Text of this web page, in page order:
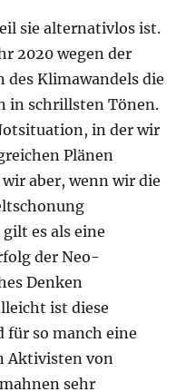
sie alternativlos ist.
2020 wegen der
des Klimawandels die
in schrillsten Tönen.
in der wir
Plänen
aber, wenn wir die
es als eine
der Neo-
Denken
ist diese
für so manch eine
Aktivisten von
sehr